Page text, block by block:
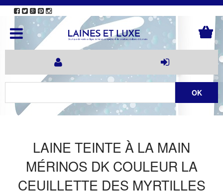
LAINE TEINTE À LA MAIN
MÉRINOS DK COULEUR LA
CEUILLETTE DES MYRTILLES